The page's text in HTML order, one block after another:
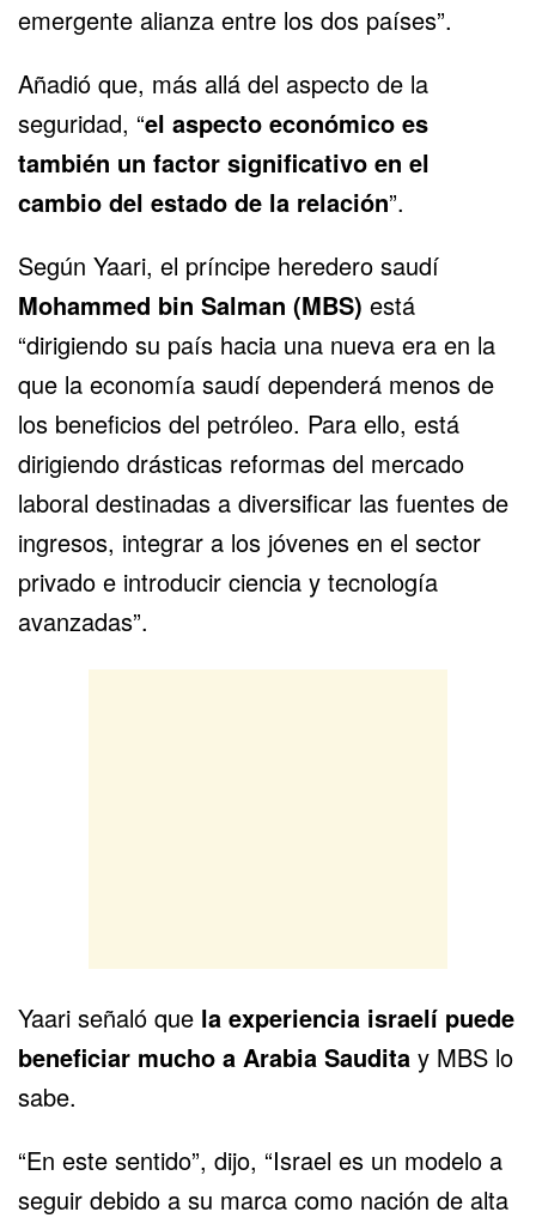
emergente alianza entre los dos países”.
Añadió que, más allá del aspecto de la
seguridad, “el aspecto económico es
también un factor significativo en el
cambio del estado de la relación”.
Según Yaari, el príncipe heredero saudí
Mohammed bin Salman (MBS) está
“dirigiendo su país hacia una nueva era en la
que la economía saudí dependerá menos de
los beneficios del petróleo. Para ello, está
dirigiendo drásticas reformas del mercado
laboral destinadas a diversificar las fuentes de
ingresos, integrar a los jóvenes en el sector
privado e introducir ciencia y tecnología
avanzadas”.
Yaari señaló que la experiencia israelí puede
beneficiar mucho a Arabia Saudita y MBS lo
sabe.
“En este sentido”, dijo, “Israel es un modelo a
seguir debido a su marca como nación de alta